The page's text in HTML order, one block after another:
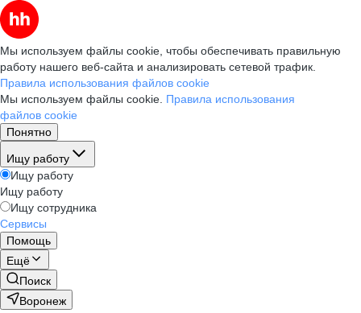
Мы используем файлы cookie, чтобы обеспечивать правильную
работу нашего веб-сайта и анализировать сетевой трафик.
Правила использования файлов cookie
Мы используем файлы cookie. Правила использования
файлов cookie
Понятно
Ищу работу
Ищу работу
Ищу работу
Ищу сотрудника
Сервисы
Помощь
Ещё
Поиск
Воронеж